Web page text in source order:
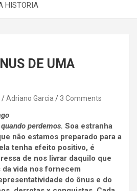
HISTORIA
DE UMA
Adriano Garcia 3 Comments
perdemos. Soa estranha
não estamos preparado para a
tenha efeito positivo, é
de nos livrar daquilo que
da vida nos fornecem
do ônus e do